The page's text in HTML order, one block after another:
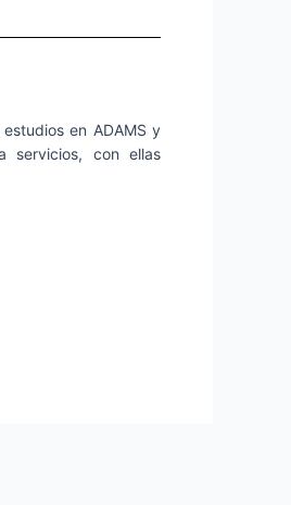
en ADAMS y
servicios, con ellas